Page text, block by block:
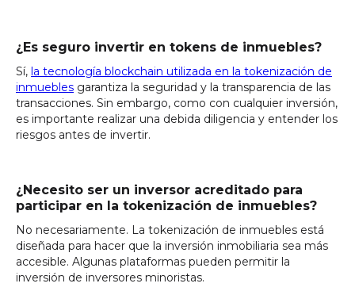
¿Es seguro invertir en tokens de inmuebles?
Sí, la tecnología blockchain utilizada en la tokenización de
inmuebles garantiza la seguridad y la transparencia de las
transacciones. Sin embargo, como con cualquier inversión,
es importante realizar una debida diligencia y entender los
riesgos antes de invertir.
¿Necesito ser un inversor acreditado para
participar en la tokenización de inmuebles?
No necesariamente. La tokenización de inmuebles está
diseñada para hacer que la inversión inmobiliaria sea más
accesible. Algunas plataformas pueden permitir la
inversión de inversores minoristas.